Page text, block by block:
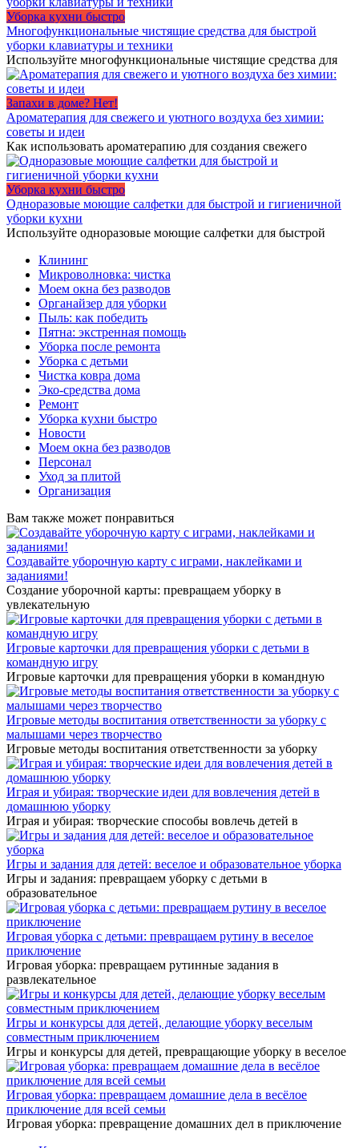
Уборка кухни быстро
Многофункциональные чистящие средства для быстрой
уборки клавиатуры и техники
Используйте многофункциональные чистящие средства для
Запахи в доме? Нет!
Ароматерапия для свежего и уютного воздуха без химии:
советы и идеи
Как использовать ароматерапию для создания свежего
Уборка кухни быстро
Одноразовые моющие салфетки для быстрой и гигиеничной
уборки кухни
Используйте одноразовые моющие салфетки для быстрой
Клининг
Микроволновка: чистка
Моем окна без разводов
Органайзер для уборки
Пыль: как победить
Пятна: экстренная помощь
Уборка после ремонта
Уборка с детьми
Чистка ковра дома
Эко-средства дома
Ремонт
Уборка кухни быстро
Новости
Моем окна без разводов
Персонал
Уход за плитой
Организация
Вам также может понравиться
Создавайте уборочную карту с играми, наклейками и
заданиями!
Создание уборочной карты: превращаем уборку в
увлекательную
Игровые карточки для превращения уборки с детьми в
командную игру
Игровые карточки для превращения уборки в командную
Игровые методы воспитания ответственности за уборку с
малышами через творчество
Игровые методы воспитания ответственности за уборку
Играя и убирая: творческие идеи для вовлечения детей в
домашнюю уборку
Играя и убирая: творческие способы вовлечь детей в
Игры и задания для детей: веселое и образовательное уборка
Игры и задания: превращаем уборку с детьми в
образовательное
Игровая уборка с детьми: превращаем рутину в веселое
приключение
Игровая уборка: превращаем рутинные задания в
развлекательное
Игры и конкурсы для детей, делающие уборку веселым
совместным приключением
Игры и конкурсы для детей, превращающие уборку в веселое
Игровая уборка: превращаем домашние дела в весёлое
приключение для всей семьи
Игровая уборка: превращение домашних дел в приключение